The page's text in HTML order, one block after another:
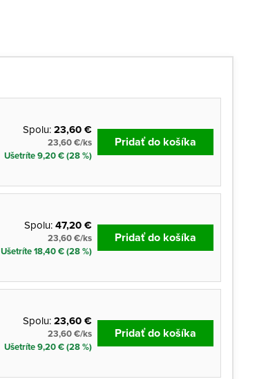
Spolu:23,60 €
23,60 €/ks
Ušetríte 9,20 € (28 %)
Pridať do košíka
Spolu:47,20 €
23,60 €/ks
Ušetríte 18,40 € (28 %)
Pridať do košíka
Spolu:23,60 €
23,60 €/ks
Ušetríte 9,20 € (28 %)
Pridať do košíka